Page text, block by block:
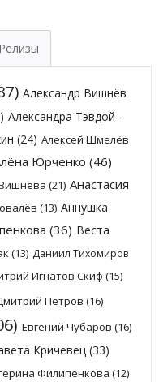
Релизы
Александр Вишнёв
Александра Тэвдой-
(24) Алексей Шмелёв
Юрченко (46)
(21) Анастасия
(13) Аннушка
(36) Веста
(13) Даниил Тихомиров
Игнатов Скиф (15)
Петров (16)
Евгений Чубаров (16)
Кричевец(33)
Филипенкова (12)